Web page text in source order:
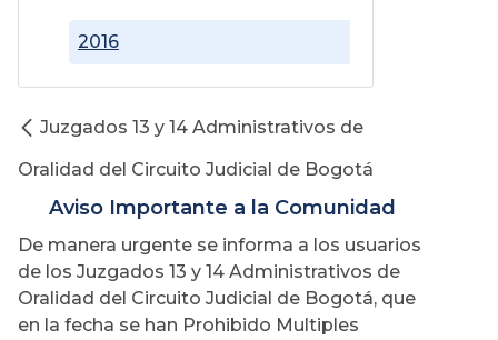
2016
Juzgados 13 y 14 Administrativos de
Oralidad del Circuito Judicial de Bogotá
Aviso Importante a la Comunidad
De manera urgente se informa a los usuarios
de los Juzgados 13 y 14 Administrativos de
Oralidad del Circuito Judicial de Bogotá, que
en la fecha se han Prohibido Multiples